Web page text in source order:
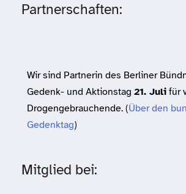
Partnerschaften:
Wir sind Partnerin des Berliner
Gedenk- und Aktionstag 21. Julifür
Drogengebrauchende. (Über den
Gedenktag)
Mitglied bei: